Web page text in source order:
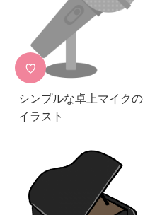
♡
シンプルな卓上マイクの
イラスト